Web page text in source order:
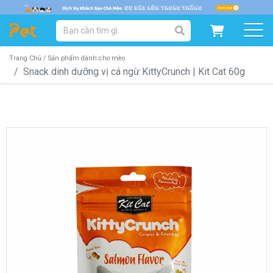
DANH MỤC SẢN PHẨM
SẢN PHẨM DÀNH CHO MÈO
Trang Chủ / Sản phẩm dành cho mèo
Snack dinh dưỡng vị cá ngừ KittyCrunch | Kit Cat 60g